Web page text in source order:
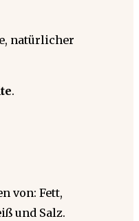
natürlicher
.
von: Fett,
und Salz.